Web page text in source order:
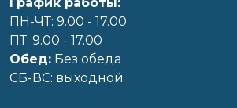
ПН-ЧТ: 9.00 - 17.00
ПТ: 9.00 - 17.00
Обед: Без обеда
CБ-ВС: выходной